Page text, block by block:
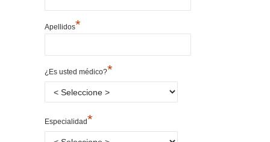
Apellidos*
¿Es usted médico?*
Especialidad*